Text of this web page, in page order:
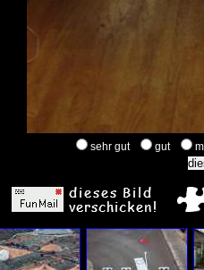
sehr gut gut